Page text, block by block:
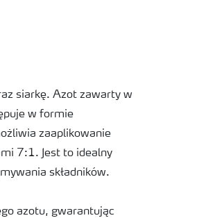
siarkę. Azot zawarty w
w formie
zaaplikowanie
składników.
azotu, gwarantując